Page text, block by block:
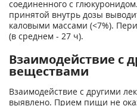
соединенного с
принятой внутрь дозы
каловыми массами (<7%).
(в среднем - 27 ч).
Взаимодействие с
веществами
Взаимодействие с другими
выявлено. Прием пищи не